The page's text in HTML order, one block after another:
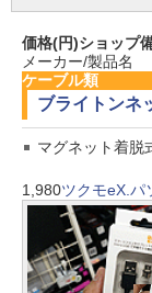
価格(円)ショップ
メーカー/製品名
ケーブル類
ブライトンネ
マグネット着脱
1,980ツクモeX.パ